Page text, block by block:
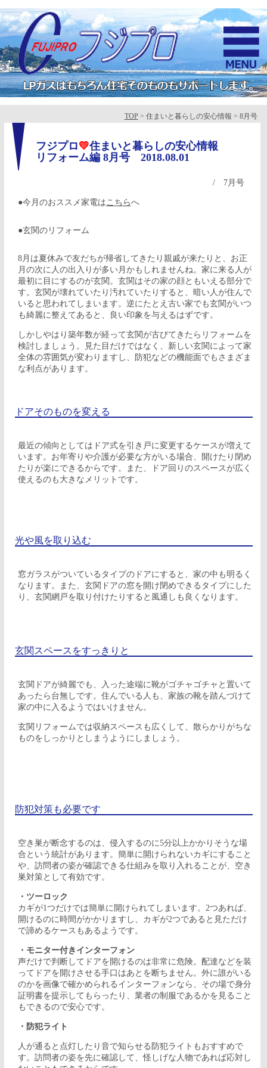
TOP > 住まいと暮らしの安心情報 > 8月号
フジプロ💛住まいと暮らしの安心情報
リフォーム編 8月号 2018.08.01
/ 7月号
●今月のおススメ家電はこちらへ
●玄関のリフォーム
8月は夏休みで友だちが帰省してきたり親戚が来たりと、お正
月の次に人の出入りが多い月かもしれませんね。家に来る人が
最初に目にするのが玄関。玄関はその家の顔ともいえる部分で
す。玄関が壊れていたり汚れていたりすると、暗い人が住んで
いると思われてしまいます。逆にたとえ古い家でも玄関がいつ
も綺麗に整えてあると、良い印象を与えるはずです。
しかしやはり築年数が経って玄関が古びてきたらリフォームを
検討しましょう。見た目だけではなく、新しい玄関によって家
全体の雰囲気が変わりますし、防犯などの機能面でもさまざま
な利点があります。
ドアそのものを変える
最近の傾向としてはドア式を引き戸に変更するケースが増えて
います。お年寄りや介護が必要な方がいる場合、開けたり閉め
たりが楽にできるからです。また、ドア回りのスペースが広く
使えるのも大きなメリットです。
光や風を取り込む
窓ガラスがついているタイプのドアにすると、家の中も明るく
なります。また、玄関ドアの窓を開け閉めできるタイプにした
り、玄関網戸を取り付けたりすると風通しも良くなります。
玄関スペースをすっきりと
玄関ドアが綺麗でも、入った途端に靴がゴチャゴチャと置いて
あったら台無しです。住んでいる人も、家族の靴を踏んづけて
家の中に入るようではいけません。
玄関リフォームでは収納スペースも広くして、散らかりがちな
ものをしっかりとしまうようにしましょう。
防犯対策も必要です
空き巣が断念するのは、侵入するのに5分以上かかりそうな場
合という統計があります。簡単に開けられないカギにすること
や、訪問者の姿が確認できる仕組みを取り入れることが、空き
巣対策として有効です。
・ツーロック
カギが1つだけでは簡単に開けられてしまいます。2つあれば、
開けるのに時間がかかりますし、カギが2つであると見ただけ
で諦めるケースもあるようです。
・モニター付きインターフォン
声だけで判断してドアを開けるのは非常に危険。配達などを装
ってドアを開けさせる手口はあとを断ちません。外に誰がいる
のかを画像で確かめられるインターフォンなら、その場で身分
証明書を提示してもらったり、業者の制服であるかを見ること
もできるので安心です。
・防犯ライト
人が通ると点灯したり音で知らせる防犯ライトもおすすめで
す。訪問者の姿を先に確認して、怪しげな人物であれば応対し